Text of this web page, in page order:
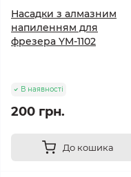
Насадки з алмазним
напиленням для
фрезера YM-1102
В наявності
200 грн.
До кошика